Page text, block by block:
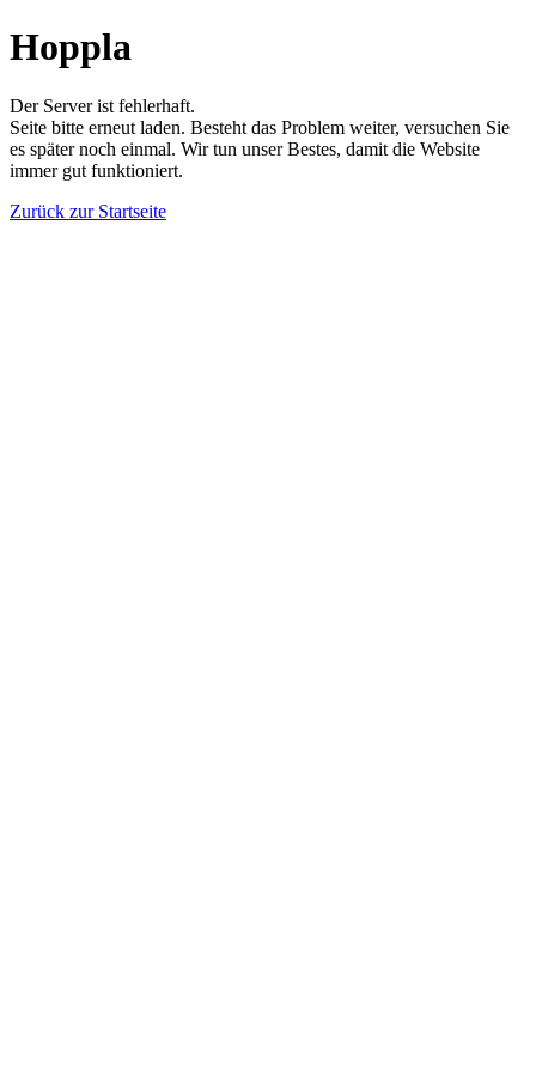
Hoppla
Der Server ist fehlerhaft.
Seite bitte erneut laden. Besteht das Problem weiter, versuchen Sie
es später noch einmal. Wir tun unser Bestes, damit die Website
immer gut funktioniert.
Zurück zur Startseite